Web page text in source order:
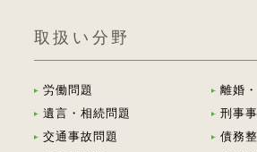
取扱い分野
労働問題
遺言・相続問題
交通事故問題
離婚
刑事
債務